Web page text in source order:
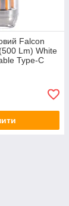
Falcon
Lm) White
Type-C